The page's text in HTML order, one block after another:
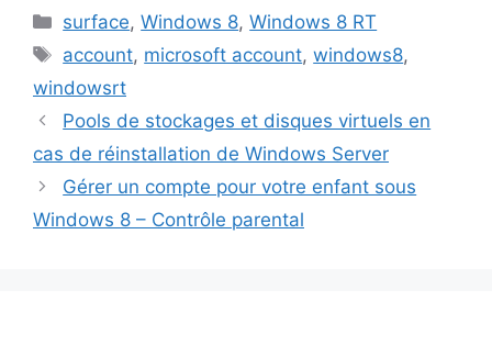
Catégories
surface,Windows 8,Windows 8 RT
Étiquettes
account, microsoft account,windows8,
windowsrt
Pools de stockages et disques virtuels en
cas de réinstallation de Windows Server
Gérer un compte pour votre enfant sous
Windows 8 – Contrôle parental